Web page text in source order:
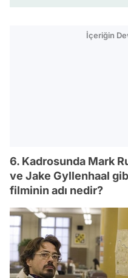
İçeriğin
6. Kadrosunda Mark
ve Jake Gyllenhaal
filminin adı nedir?